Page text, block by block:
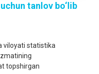
tanlov bo‘lib
viloyati statistika
topshirgan